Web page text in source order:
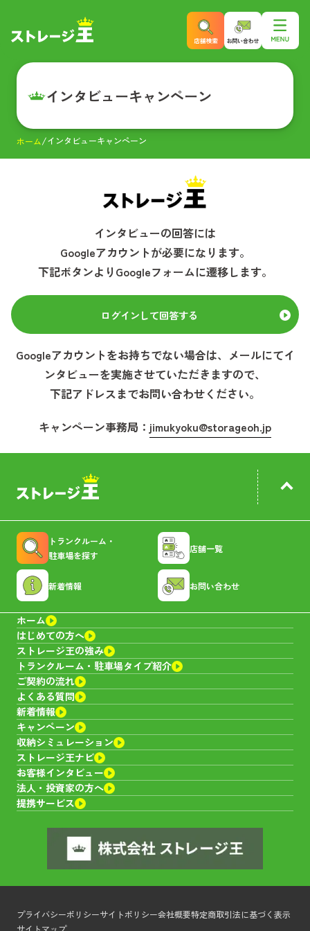
インタビューキャンペーン
ホーム インタビューキャンペーン
インタビューの回答には
Googleアカウントが必要になります。
下記ボタンよりGoogleフォームに遷移します。
ログインして回答する
Googleアカウントをお持ちでない場合は、メールにてイ
ンタビューを実施させていただきますので、
下記アドレスまでお問い合わせください。
キャンペーン事務局： jimukyoku@storageoh.jp
トランクルーム・
駐車場を探す
店舗一覧
新着情報 お問い合わせ
ホーム
はじめての方へ
ストレージ王の強み
トランクルーム・ 駐車場タイプ紹介
ご契約の流れ
よくある質問
新着情報
キャンペーン
収納シミュレーション
ストレージ王ナビ
お客様インタビュー
法人・投資家の方へ
提携サービス
プライバシーポリシーサイトポリシー会社概要特定商取引法に基づく表示